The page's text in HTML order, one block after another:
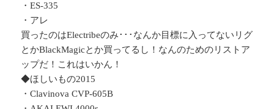
・ES-335
・アレ
買ったのはElectribeのみ･･･なんか目標に入ってないリグ
とかBlackMagicとか買ってるし！なんのためのリストア
ップだ！これはいかん！
◆ほしいもの2015
・Clavinova CVP-605B